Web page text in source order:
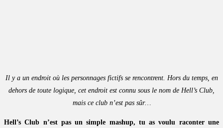
Il y a un endroit où les personnages fictifs se rencontrent. Hors du temps, en
dehors de toute logique, cet endroit est connu sous le nom de Hell’s Club,
mais ce club n’est pas sûr…
Hell’s Club n’est pas un simple mashup, tu as voulu raconter une